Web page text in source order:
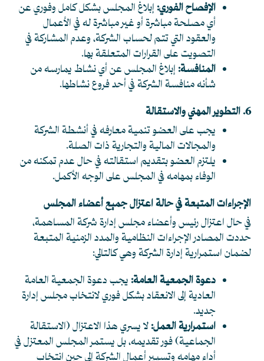
الإفصاح الفوري:إبلاغ المجلس بشكل كامل وفوري عن
أي مصلحة مباشرة أو غير مباشرة له في الأعمال
والعقود التي تتم لحساب الشركة، وعدم المشاركة في
التصويت على القرارات المتعلقة بها.
المنافسة:إبلاغ المجلس عن أي نشاط يمارسه من
شأنه منافسة الشركة في أحد فروع نشاطها.
6. التطوير المهني والاستقالة
يجب على العضو تنمية معارفه في أنشطة الشركة
والمجالات المالية والتجارية ذات الصلة.
يلتزم العضو بتقديم استقالته في حال عدم تمكنه من
الوفاء بمهامه في المجلس على الوجه الأكمل.
الإجراءات المتبعة في حالة اعتزال جميع أعضاء المجلس
في حال اعتزال رئيس وأعضاء مجلس إدارة شركة المساهمة،
حددت المصادر الإجراءات النظامية والمدد الزمنية المتبعة
لضمان استمرارية إدارة الشركة وهي كالتالي:
دعوة الجمعية العامة:يجب دعوة الجمعية العامة
العادية إلى الانعقاد بشكل فوري لانتخاب مجلس إدارة
جديد.
استمرارية العمل:لا يسري هذا الاعتزال (الاستقالة
الجماعية) فور تقديمه، بل يستمر المجلس المعتزل في
أداء مهامه وتسيير أعمال الشركة إلى حين انتخاب